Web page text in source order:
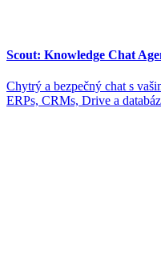
Scout: Knowledge Chat
Chytrý a bezpečný chat s
ERPs, CRMs, Drive a